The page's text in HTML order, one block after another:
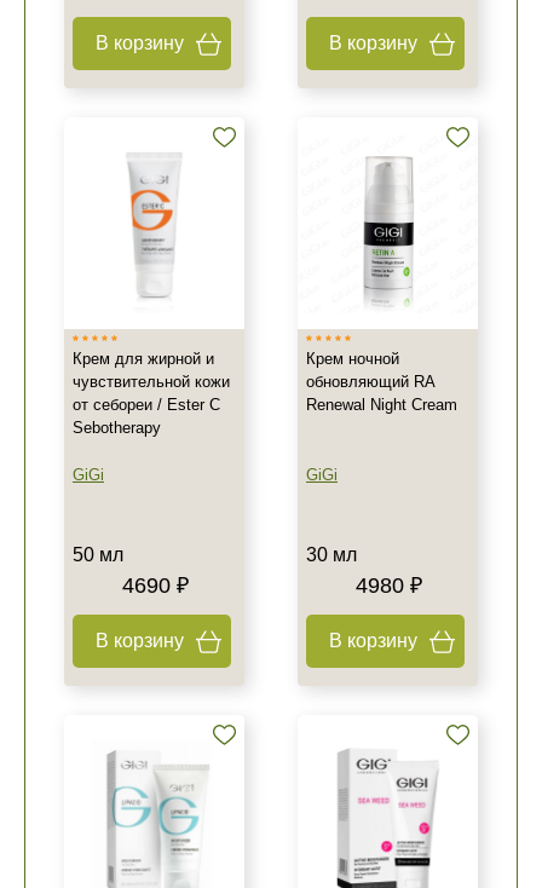
В корзину В корзину
Крем для жирной и
чувствительной кожи
от себореи / Ester C
Sebotherapy
GiGi
50 мл
4690 ₽
В корзину
Крем ночной
обновляющий RA
Renewal Night Creаm
GiGi
30 мл
4980 ₽
В корзину